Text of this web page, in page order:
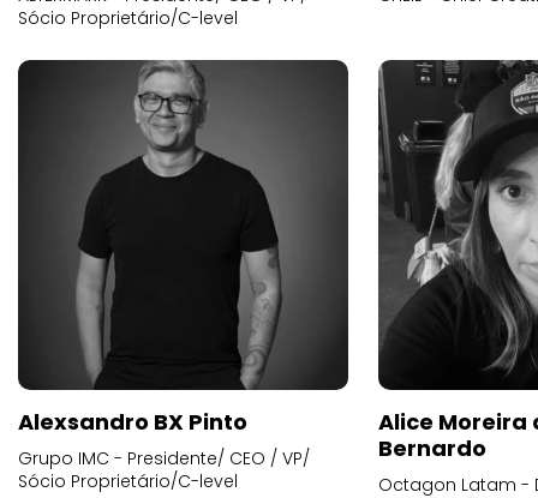
Sócio Proprietário/C-level
Alexsandro BX Pinto
Grupo IMC - Presidente/ CEO / VP/
Sócio Proprietário/C-level
Alice
Bernardo
Octagon Latam -